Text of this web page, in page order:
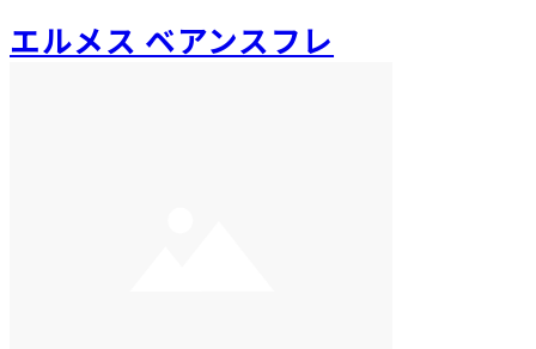
エルメス ベアンスフレ